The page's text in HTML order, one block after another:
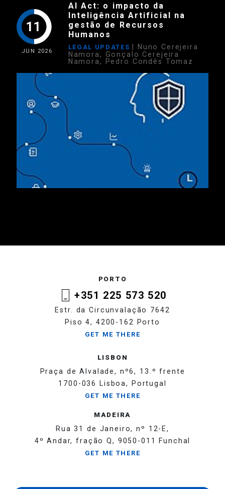
11
JUN 2026
AI Act: o impacto da
Inteligência Artificial na
gestão de Recursos
Humanos
LEGAL UPDATES | Nuno Cerejeira
Namora, Gonçalo Cerejeira
Namora, Pedro Condês Tomaz
PORTO
+351 225 573 520
Estr. da Circunvalação 7642
Piso 4, 4200-162 Porto
GET ME THERE
LISBON
Praça de Alvalade, nº6, 13.º frente
1700-036 Lisboa, Portugal
GET ME THERE
MADEIRA
Rua 31 de Janeiro, nº 12-E,
4º Andar, fração Q, 9050-011 Funchal
GET ME THERE